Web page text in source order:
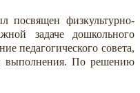
посвящен физкультурно-
задаче дошкольного
педагогического совета,
выполнения. По решению